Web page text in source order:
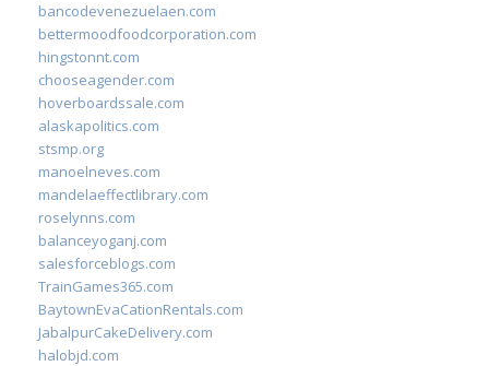
bancodevenezuelaen.com
bettermoodfoodcorporation.com
hingstonnt.com
chooseagender.com
hoverboardssale.com
alaskapolitics.com
stsmp.org
manoelneves.com
mandelaeffectlibrary.com
roselynns.com
balanceyoganj.com
salesforceblogs.com
TrainGames365.com
BaytownEvaCationRentals.com
JabalpurCakeDelivery.com
halobjd.com